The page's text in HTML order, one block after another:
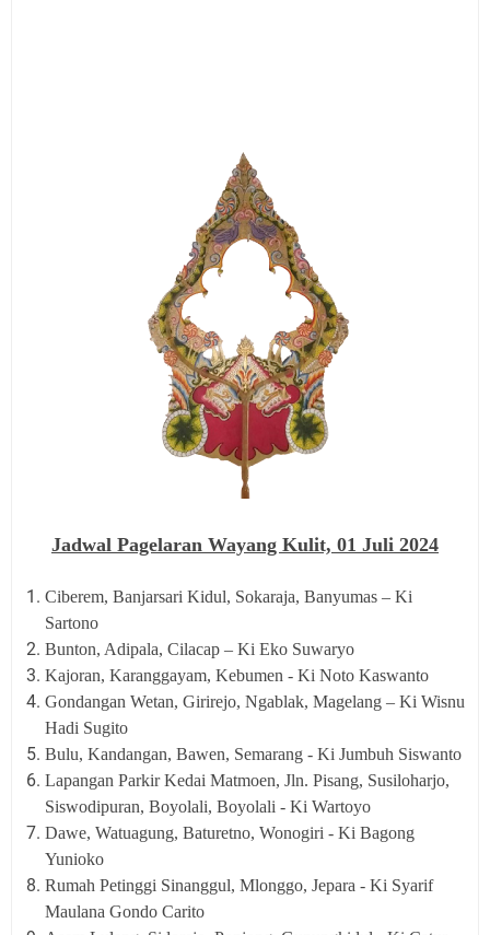
Jadwal Pagelaran Wayang Kulit, 01 Juli 2024
Ciberem, Banjarsari Kidul, Sokaraja, Banyumas – Ki
Sartono
Bunton, Adipala, Cilacap – Ki Eko Suwaryo
Kajoran, Karanggayam, Kebumen - Ki Noto Kaswanto
Gondangan Wetan, Girirejo, Ngablak, Magelang – Ki Wisnu
Hadi Sugito
Bulu, Kandangan, Bawen, Semarang - Ki Jumbuh Siswanto
Lapangan Parkir Kedai Matmoen, Jln. Pisang, Susiloharjo,
Siswodipuran, Boyolali, Boyolali - Ki Wartoyo
Dawe, Watuagung, Baturetno, Wonogiri - Ki Bagong
Yunioko
Rumah Petinggi Sinanggul, Mlonggo, Jepara - Ki Syarif
Maulana Gondo Carito